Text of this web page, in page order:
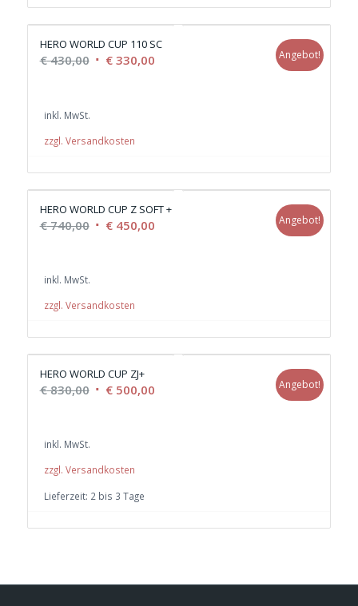
HERO WORLD CUP 110 SC
€430,00 Ursprünglicher
€330,00Aktueller
Angebot!
inkl. MwSt.
zzgl. Versandkosten
HERO WORLD CUP Z SOFT +
€740,00 Ursprünglicher
€450,00Aktueller
Angebot!
inkl. MwSt.
zzgl. Versandkosten
HERO WORLD CUP ZJ+
€830,00 Ursprünglicher
€500,00Aktueller
Angebot!
inkl. MwSt.
zzgl. Versandkosten
Lieferzeit: 2 bis 3 Tage